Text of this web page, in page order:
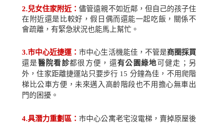
2.兒女住家附近：儘管遠親不如近鄰，但自己的孩子住
在附近還是比較好，假日偶而還能一起吃飯，關係不
會疏離，有緊急狀況也能馬上幫忙。
3.市中心近捷運：市中心生活機能佳，不管是商圈採買
還是醫院看診都很方便，還有公園綠地可健走；另
外，住家距離捷運站只要步行 15 分鐘為佳，不用爬階
梯比公車方便，未來邁入高齡階段也不用擔心無車出
門的困擾。
4.具潛力重劃區：市中心公寓老宅沒電梯，賣掉原屋後